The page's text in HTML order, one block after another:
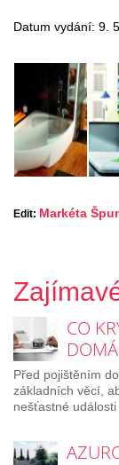
Datum vydání: 9.
Edit: Markéta
CO
Před pojištěním
základních věcí,
nešťastné události